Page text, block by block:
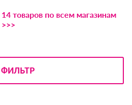
14 товаров по всем магазинам
>>>
ФИЛЬТР